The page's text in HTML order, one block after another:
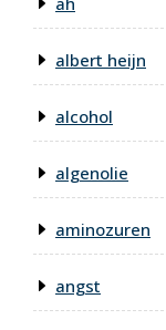
albert heijn
alcohol
algenolie
aminozuren
angst